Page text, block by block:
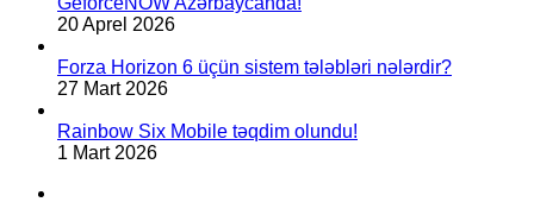
20 Aprel 2026
Forza Horizon 6 üçün sistem tələbləri nələrdir?
27 Mart 2026
Rainbow Six Mobile təqdim olundu!
1 Mart 2026